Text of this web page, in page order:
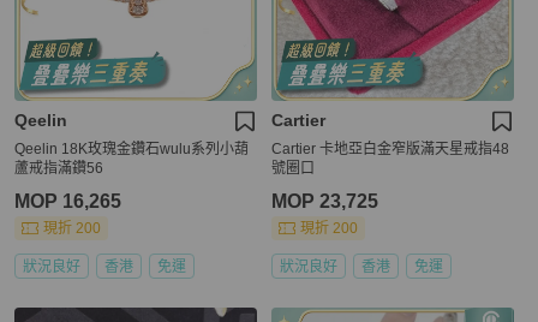
Qeelin
Qeelin 18K玫瑰金鑽石wulu系列小葫
蘆戒指滿鑽56
MOP 16,265
現折 200
狀況良好 香港 免運
Cartier
Cartier 卡地亞白金窄版滿天星戒指48
號圈口
MOP 23,725
現折 200
狀況良好 香港 免運